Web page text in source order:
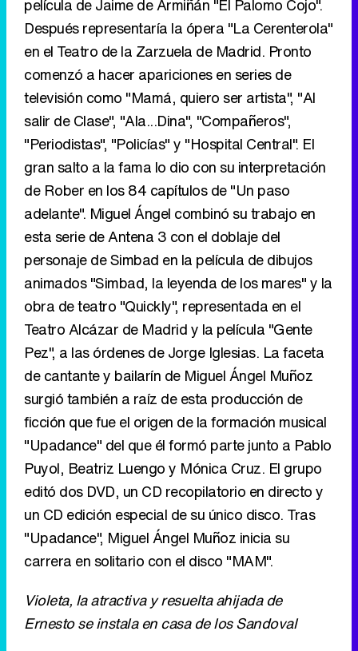
película de Jaime de Armiñán "El Palomo Cojo".
Después representaría la ópera "La Cerenterola"
en el Teatro de la Zarzuela de Madrid. Pronto
comenzó a hacer apariciones en series de
televisión como "Mamá, quiero ser artista", "Al
salir de Clase", "Ala...Dina", "Compañeros",
"Periodistas", "Policías" y "Hospital Central". El
gran salto a la fama lo dio con su interpretación
de Rober en los 84 capítulos de "Un paso
adelante". Miguel Ángel combinó su trabajo en
esta serie de Antena 3 con el doblaje del
personaje de Simbad en la película de dibujos
animados "Simbad, la leyenda de los mares" y la
obra de teatro "Quickly", representada en el
Teatro Alcázar de Madrid y la película "Gente
Pez", a las órdenes de Jorge Iglesias. La faceta
de cantante y bailarín de Miguel Ángel Muñoz
surgió también a raíz de esta producción de
ficción que fue el origen de la formación musical
"Upadance" del que él formó parte junto a Pablo
Puyol, Beatriz Luengo y Mónica Cruz. El grupo
editó dos DVD, un CD recopilatorio en directo y
un CD edición especial de su único disco. Tras
"Upadance", Miguel Ángel Muñoz inicia su
carrera en solitario con el disco "MAM".
Violeta, la atractiva y resuelta ahijada de
Ernesto se instala en casa de los Sandoval